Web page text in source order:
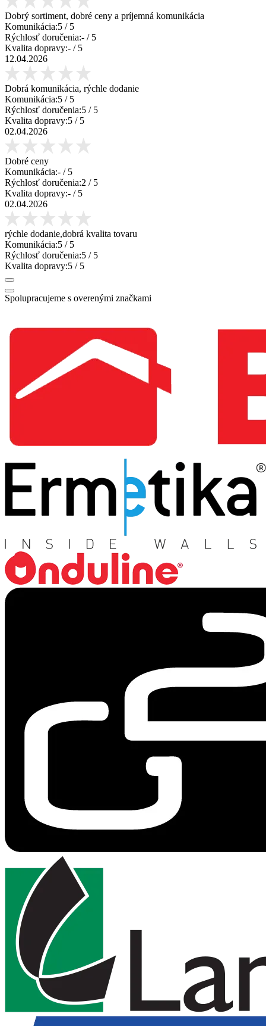
Dobrý sortiment, dobré ceny a príjemná komunikácia
Komunikácia:5 / 5
Rýchlosť doručenia:- / 5
Kvalita dopravy:- / 5
12.04.2026
Dobrá komunikácia, rýchle dodanie
Komunikácia:5 / 5
Rýchlosť doručenia:5 / 5
Kvalita dopravy:5 / 5
02.04.2026
Dobré ceny
Komunikácia:- / 5
Rýchlosť doručenia:2 / 5
Kvalita dopravy:- / 5
02.04.2026
rýchle dodanie,dobrá kvalita tovaru
Komunikácia:5 / 5
Rýchlosť doručenia:5 / 5
Kvalita dopravy:5 / 5
Spolupracujeme s overenými značkami